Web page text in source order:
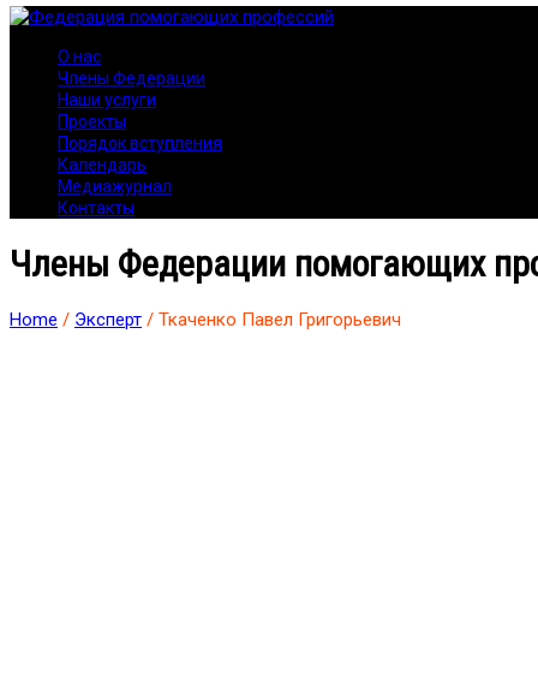
О нас
Члены Федерации
Наши услуги
Проекты
Порядок вступления
Календарь
Медиажурнал
Контакты
Члены Федерации помогающих
Home / Эксперт / Ткаченко Павел Григорьевич